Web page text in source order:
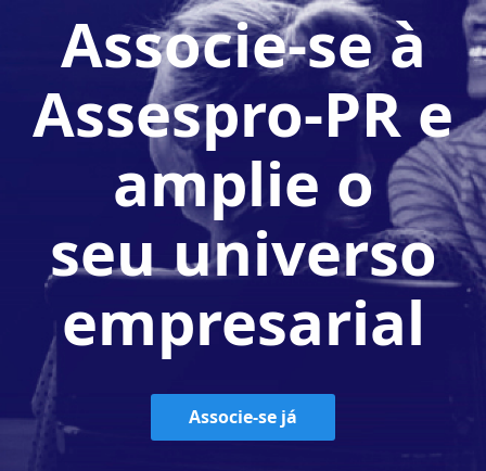
Associe-se à
Assespro-PR e
amplie o
seu universo
empresarial
Associe-se já